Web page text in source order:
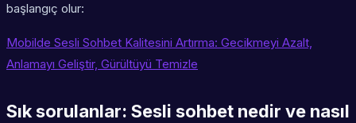
başlangıç olur:
Mobilde Sesli Sohbet Kalitesini Artırma: Gecikmeyi Azalt,
Anlamayı Geliştir, Gürültüyü Temizle
Sık sorulanlar: Sesli sohbet nedir ve nasıl